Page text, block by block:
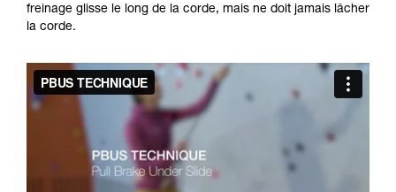
freinage glisse le long de la corde, mais ne doit jamais lâcher
la corde.